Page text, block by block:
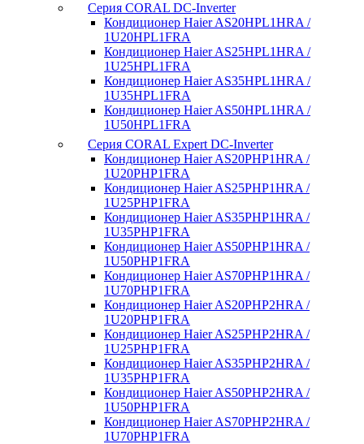
Серия CORAL DC-Inverter
Кондиционер Haier AS20HPL1HRA /
1U20HPL1FRA
Кондиционер Haier AS25HPL1HRA /
1U25HPL1FRA
Кондиционер Haier AS35HPL1HRA /
1U35HPL1FRA
Кондиционер Haier AS50HPL1HRA /
1U50HPL1FRA
Серия CORAL Expert DC-Inverter
Кондиционер Haier AS20PHP1HRA /
1U20PHP1FRA
Кондиционер Haier AS25PHP1HRA /
1U25PHP1FRA
Кондиционер Haier AS35PHP1HRA /
1U35PHP1FRA
Кондиционер Haier AS50PHP1HRA /
1U50PHP1FRA
Кондиционер Haier AS70PHP1HRA /
1U70PHP1FRA
Кондиционер Haier AS20PHP2HRA /
1U20PHP1FRA
Кондиционер Haier AS25PHP2HRA /
1U25PHP1FRA
Кондиционер Haier AS35PHP2HRA /
1U35PHP1FRA
Кондиционер Haier AS50PHP2HRA /
1U50PHP1FRA
Кондиционер Haier AS70PHP2HRA /
1U70PHP1FRA